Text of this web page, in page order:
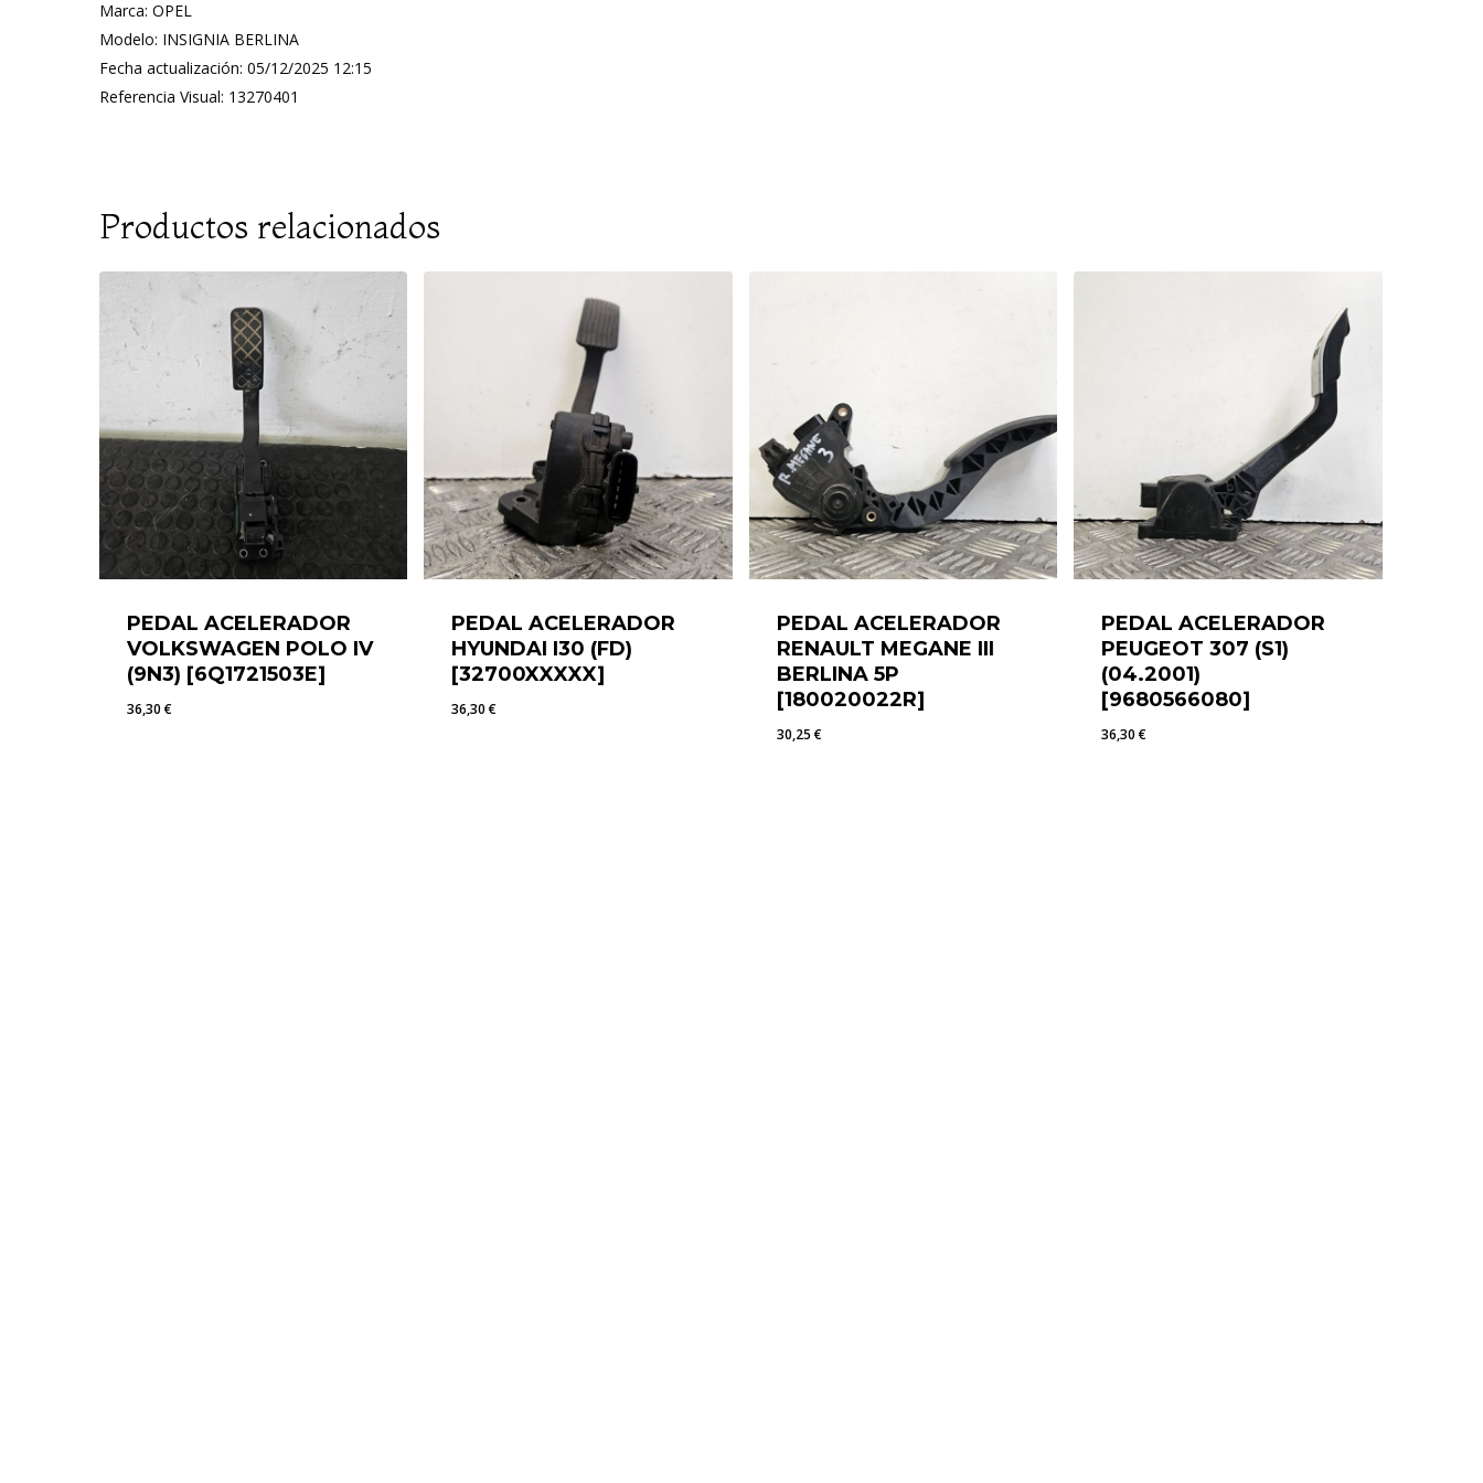
Marca: OPEL
Modelo: INSIGNIA BERLINA
Fecha actualización: 05/12/2025 12:15
Referencia Visual: 13270401
Productos relacionados
PEDAL ACELERADOR
VOLKSWAGEN POLO IV
(9N3) [6Q1721503E]
36,30€
PEDAL ACELERADOR
HYUNDAI I30 (FD)
[32700XXXXX]
36,30€
PEDAL ACELERADOR
RENAULT MEGANE III
BERLINA 5P
[180020022R]
30,25€
PEDAL ACELERADOR
PEUGEOT 307 (S1)
(04.2001)
[9680566080]
36,30€